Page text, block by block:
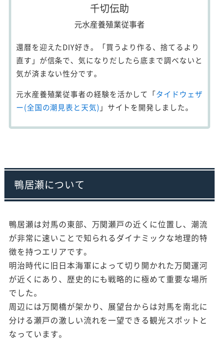
千切伝助
元水産養殖業従事者
還暦を迎えたDIY好き。「買うより作る、捨てるより
直す」が信条で、気になりだしたら底まで調べないと
気が済まない性分です。
元水産養殖業従事者の経験を活かして「タイドウェザ
ー(全国の潮見表と天気) 」サイトを開発しました。
鴨居瀬について
鴨居瀬は対馬の東部、万関瀬戸の近くに位置し、潮流
が非常に速いことで知られるダイナミックな地理的特
徴を持つエリアです。
明治時代に旧日本海軍によって切り開かれた万関運河
が近くにあり、歴史的にも戦略的に極めて重要な場所
でした。
周辺には万関橋が架かり、展望台からは対馬を南北に
分ける瀬戸の激しい流れを一望できる観光スポットと
なっています。